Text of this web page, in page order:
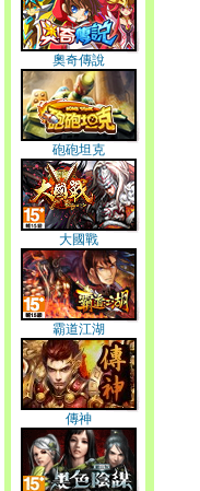
奧奇傳說
砲砲坦克
大國戰
霸道江湖
傳神